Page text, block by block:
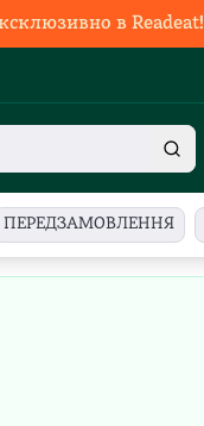
в Readeat!
ПЕРЕДЗАМОВЛЕННЯ